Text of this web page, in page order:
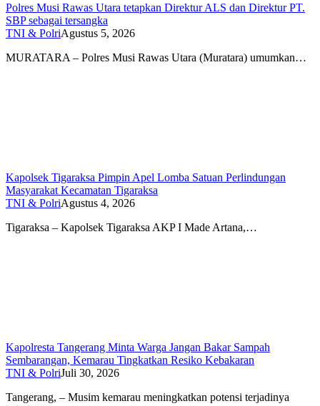
Polres Musi Rawas Utara tetapkan Direktur ALS dan Direktur PT.
SBP sebagai tersangka
TNI & PolriAgustus 5, 2026
MURATARA – Polres Musi Rawas Utara (Muratara) umumkan…
Kapolsek Tigaraksa Pimpin Apel Lomba Satuan Perlindungan
Masyarakat Kecamatan Tigaraksa
TNI & PolriAgustus 4, 2026
Tigaraksa – Kapolsek Tigaraksa AKP I Made Artana,…
Kapolresta Tangerang Minta Warga Jangan Bakar Sampah
Sembarangan, Kemarau Tingkatkan Resiko Kebakaran
TNI & PolriJuli 30, 2026
Tangerang, – Musim kemarau meningkatkan potensi terjadinya